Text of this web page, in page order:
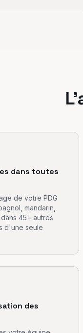
dans toutes
de votre PDG
mandarin,
45+ autres
d'une seule
des